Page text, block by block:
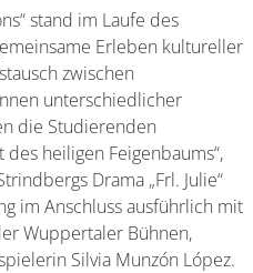
stand im Laufe des
Erleben kultureller
zwischen
unterschiedlicher
die Studierenden
des heiligen Feigenbaums“,
Drama „Frl. Julie“
im Anschluss ausführlich mit
Wuppertaler Bühnen,
Silvia Munzón López.